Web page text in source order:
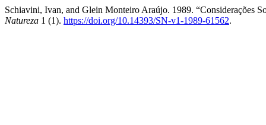
Schiavini, Ivan, and Glein Monteiro Araújo. 1989. “Considerações
Natureza 1 (1). https://doi.org/10.14393/SN-v1-1989-61562.